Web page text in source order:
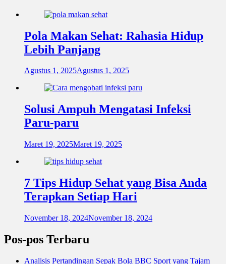
Pola Makan Sehat: Rahasia Hidup
Lebih Panjang
Agustus 1, 2025Agustus 1, 2025
Solusi Ampuh Mengatasi Infeksi
Paru-paru
Maret 19, 2025Maret 19, 2025
7 Tips Hidup Sehat yang Bisa Anda
Terapkan Setiap Hari
November 18, 2024November 18, 2024
Pos-pos Terbaru
Analisis Pertandingan Sepak Bola BBC Sport yang Tajam